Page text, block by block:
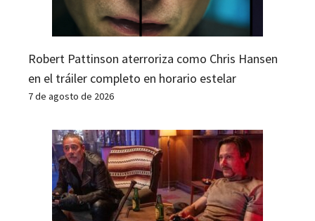
Robert Pattinson aterroriza como Chris Hansen
en el tráiler completo en horario estelar
7 de agosto de 2026